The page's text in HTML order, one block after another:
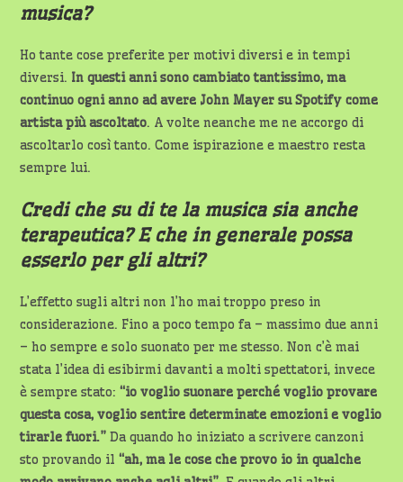
musica?
Ho tante cose preferite per motivi diversi e in tempi
diversi. In questi anni sono cambiato tantissimo, ma
continuo ogni anno ad avere John Mayer su Spotify come
artista più ascoltato. A volte neanche me ne accorgo di
ascoltarlo così tanto. Come ispirazione e maestro resta
sempre lui.
Credi che su di te la musica sia anche
terapeutica? E che in generale possa
esserlo per gli altri?
L’effetto sugli altri non l’ho mai troppo preso in
considerazione. Fino a poco tempo fa – massimo due anni
– ho sempre e solo suonato per me stesso. Non c’è mai
stata l’idea di esibirmi davanti a molti spettatori, invece
è sempre stato:“io voglio suonare perché voglio provare
questa cosa, voglio sentire determinate emozioni e voglio
tirarle fuori.” Da quando ho iniziato a scrivere canzoni
sto provando il “ah, ma le cose che provo io in qualche